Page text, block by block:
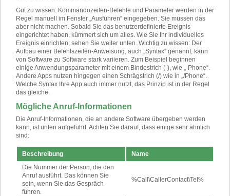
Gut zu wissen: Kommandozeilen-Befehle und Parameter werden in der
Regel manuell im Fenster „Ausführen“ eingegeben. Sie müssen das
aber nicht machen. Sobald Sie das benutzerdefinierte Ereignis
eingerichtet haben, kümmert sich um alles. Wie Sie Ihr individuelles
Ereignis einrichten, sehen Sie weiter unten. Wichtig zu wissen: Der
Aufbau einer Befehlszeilen-Anweisung, auch „Syntax“ genannt, kann
von Software zu Software stark variieren. Zum Beispiel beginnen
einige Anwendungsparameter mit einem Bindestrich (-), wie „-Phone“.
Andere Apps nutzen hingegen einen Schrägstrich (/) wie in „/Phone“.
Welche Syntax Ihre App auch immer nutzt, das Prinzip ist in der Regel
das gleiche.
Mögliche Anruf-Informationen
Die Anruf-Informationen, die an andere Software übergeben werden
kann, ist unten aufgeführt. Achten Sie darauf, dass einige sehr ähnlich
sind:
Beschreibung
Name
Die Nummer der Person, die den
Anruf ausführt. Das können Sie
sein, wenn Sie das Gespräch
führen.
%Call\CallerContact\Tel%